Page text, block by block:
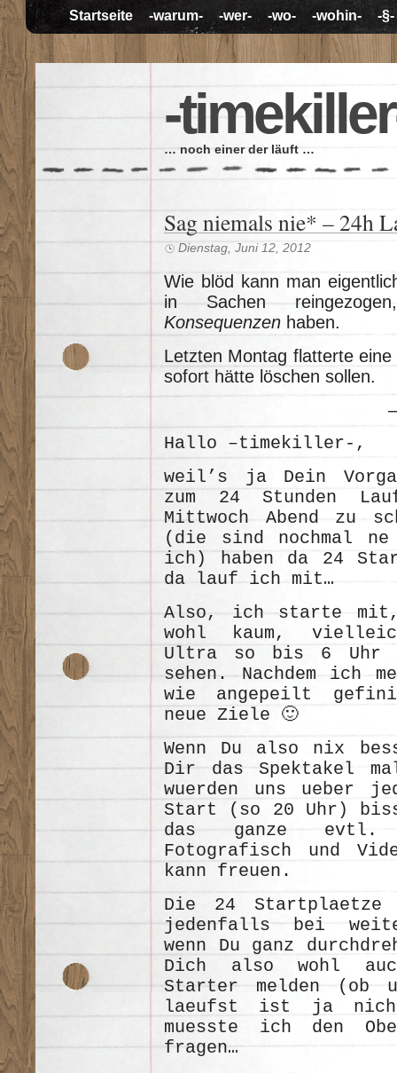
Startseite -warum- -wer- -wo- -wohin- -§-
-
… noch einer der läuft …
Sag niemals nie* – 24h
Dienstag, Juni 12, 2012
Wie blöd kann man
in Sachen
Konsequenzen haben.
Letzten Montag flatterte
sofort hätte löschen sollen.
Hallo –timekiller-,
weil’s ja Dein
zum 24 Stunden
Mittwoch Abend zu
(die sind nochmal
ich) haben da 24
da lauf ich mit…
Also, ich starte
wohl kaum,
Ultra so bis 6 Uhr
sehen. Nachdem ich
wie angepeilt
neue Ziele 🙂
Wenn Du also nix
Dir das Spektakel
wuerden uns ueber
Start (so 20 Uhr)
das ganze evtl.
Fotografisch und
kann freuen.
Die 24 Startplaetze
jedenfalls bei
wenn Du ganz
Dich also wohl
Starter melden (ob
laeufst ist ja
muesste ich den
fragen…